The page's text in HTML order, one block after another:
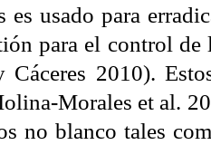
es usado para
para el control de
Cáceres 2010).
Morales et al.
no blanco tales